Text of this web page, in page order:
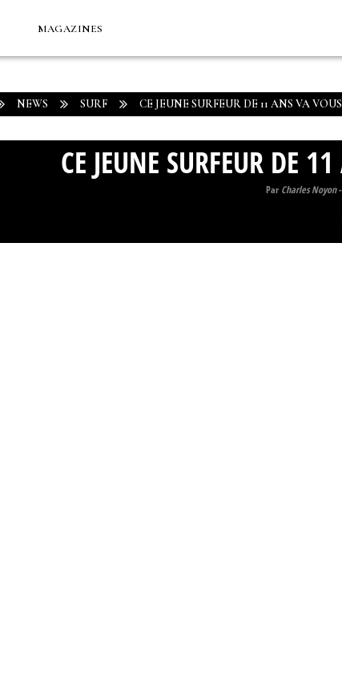
MAGAZINES
NEWS SURF CE JEUNE SURFEUR DE 11 ANS VA
CE JEUNE SURFEUR DE
Par Charles Noyon-